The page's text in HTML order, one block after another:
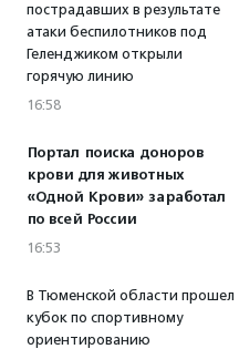
пострадавших в результате
атаки беспилотников под
Геленджиком открыли
горячую линию
16:58
Портал поиска доноров
крови для животных
«Одной Крови» заработал
по всей России
16:53
В Тюменской области прошел
кубок по спортивному
ориентированию